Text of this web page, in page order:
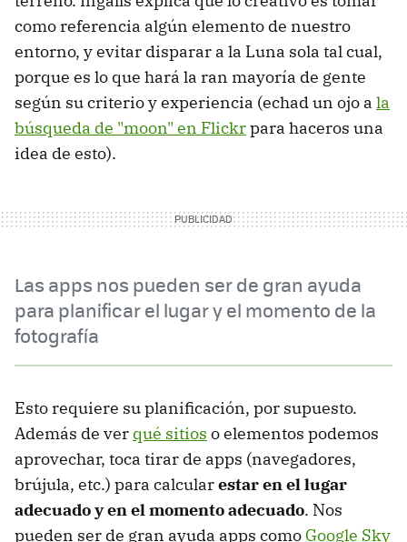
como referencia algún elemento de nuestro
entorno, y evitar disparar a la Luna sola tal cual,
porque es lo que hará la ran mayoría de gente
según su criterio y experiencia (echad un ojo a la
búsqueda de "moon" en Flickrpara haceros una
idea de esto).
Las apps nos pueden ser de gran ayuda
para planificar el lugar y el momento de la
fotografía
Esto requiere su planificación, por supuesto.
Además de ver qué sitios o elementos podemos
aprovechar, toca tirar de apps (navegadores,
brújula, etc.) para calcularestar en el lugar
adecuado y en el momento adecuado. Nos
pueden ser de gran ayuda apps como Google Sky